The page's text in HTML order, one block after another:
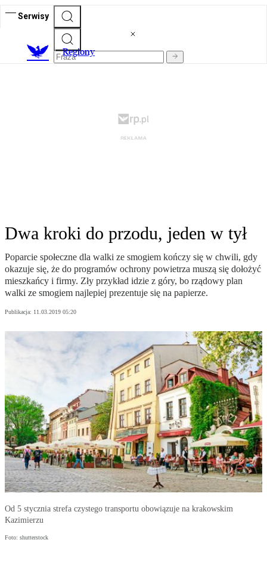
Serwisy
Regiony
Dwa kroki do przodu, jeden w tył
Poparcie społeczne dla walki ze smogiem kończy się w chwili, gdy
okazuje się, że do programów ochrony powietrza muszą się dołożyć
mieszkańcy i firmy. Zły przykład idzie z góry, bo rządowy plan
walki ze smogiem najlepiej prezentuje się na papierze.
Publikacja: 11.03.2019 05:20
Od 5 stycznia strefa czystego transportu obowiązuje na krakowskim
Kazimierzu
Foto: shutterstock